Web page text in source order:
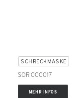
SCHRECKMASKE
SOR 000017
MEHR INFOS